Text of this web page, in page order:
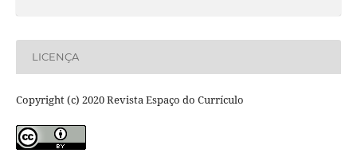
LICENÇA
Copyright (c) 2020 Revista Espaço do Currículo